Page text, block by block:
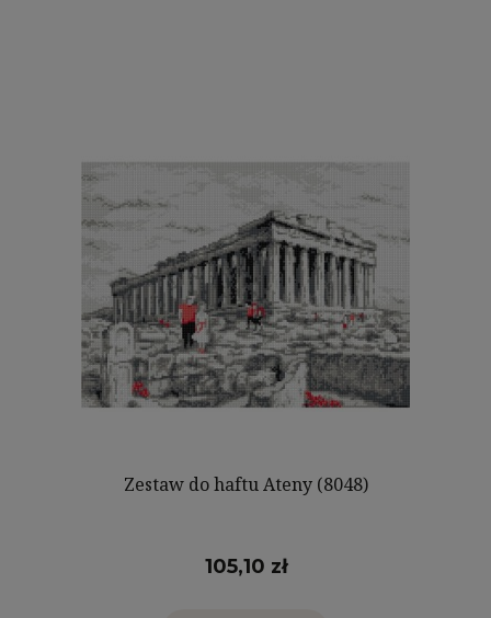
Zestaw do haftu Ateny (8048)
105,10 zł